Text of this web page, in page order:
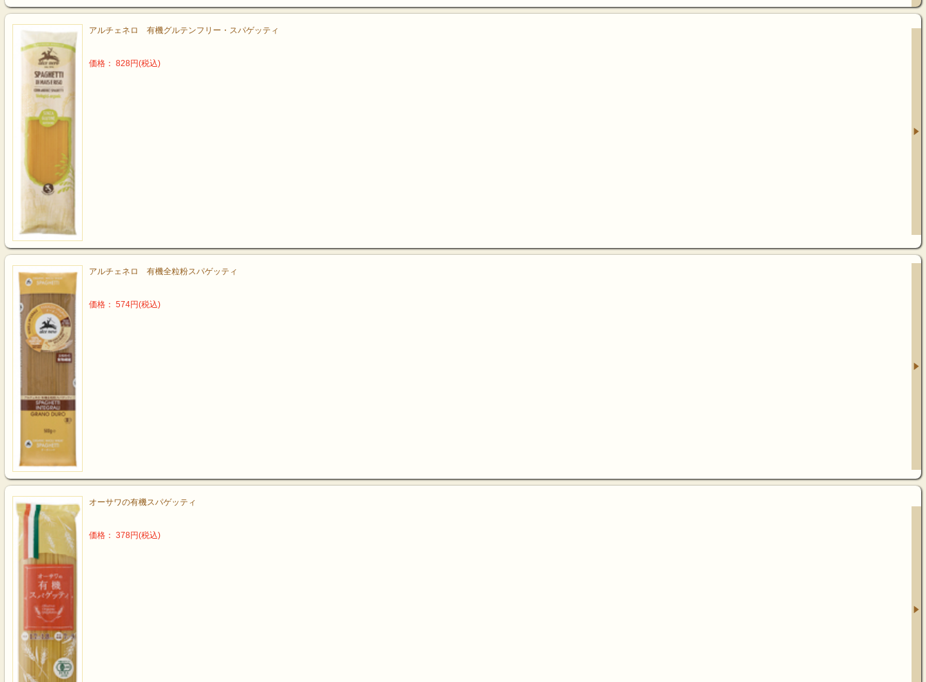
アルチェネロ 有機グルテンフリー・スパゲッティ
価格： 828円(税込)
アルチェネロ 有機全粒粉スパゲッティ
価格： 574円(税込)
オーサワの有機スパゲッティ
価格： 378円(税込)